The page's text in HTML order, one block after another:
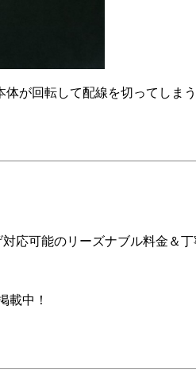
が回転して配線を切ってしまう
応可能のリーズナブル料金＆
載中！